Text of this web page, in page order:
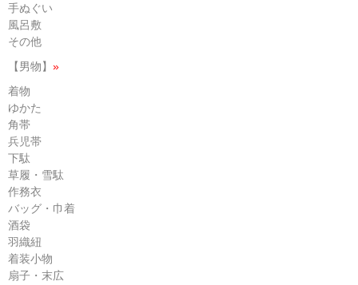
手ぬぐい
風呂敷
その他
【男物】 »
着物
ゆかた
角帯
兵児帯
下駄
草履・雪駄
作務衣
バッグ・巾着
酒袋
羽織紐
着装小物
扇子・末広